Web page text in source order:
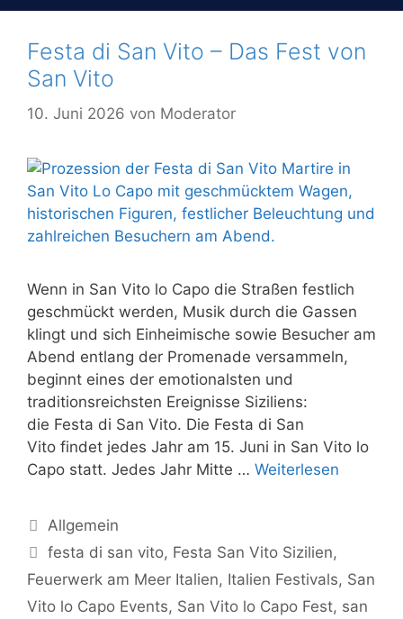
Festa di San Vito – Das Fest von
San Vito
10. Juni 2026 von Moderator
Wenn in San Vito lo Capo die Straßen festlich
geschmückt werden, Musik durch die Gassen
klingt und sich Einheimische sowie Besucher am
Abend entlang der Promenade versammeln,
beginnt eines der emotionalsten und
traditionsreichsten Ereignisse Siziliens:
die Festa di San Vito. Die Festa di San
Vito findet jedes Jahr am 15. Juni in San Vito lo
Capo statt. Jedes Jahr Mitte … Weiterlesen
Kategorien
Allgemein
Schlagwörter
festa di san vito, Festa San Vito Sizilien,
Feuerwerk am Meer Italien, Italien Festivals, San
Vito lo Capo Events, San Vito lo Capo Fest, san